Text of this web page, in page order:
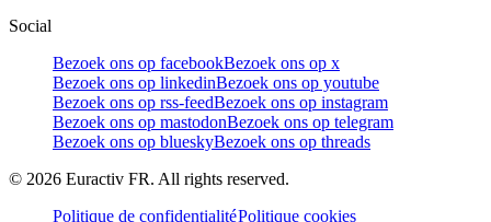
Social
Bezoek ons op facebookBezoek ons op x
Bezoek ons op linkedinBezoek ons op youtube
Bezoek ons op rss-feedBezoek ons op instagram
Bezoek ons op mastodonBezoek ons op telegram
Bezoek ons op blueskyBezoek ons op threads
© 2026 Euractiv FR. All rights reserved.
Politique de confidentialitéPolitique cookies